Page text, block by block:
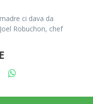
ci dava da
Robuchon, chef